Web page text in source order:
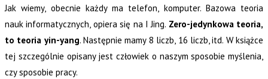
Jak wiemy, obecnie każdy ma telefon, komputer. Bazowa teoria
nauk informatycznych, opiera się na I Jing. Zero-jedynkowa teoria,
to teoria yin-yang. Następnie mamy 8 liczb, 16 liczb, itd. W książce
tej szczególnie opisany jest człowiek o naszym sposobie myślenia,
czy sposobie pracy.